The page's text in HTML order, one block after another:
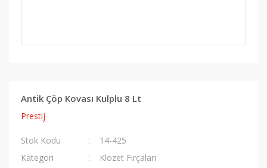
Antik Çöp Kovası Kulplu 8 Lt
Prestij
Stok Kodu
14-425
Kategori
Klozet Fırçaları